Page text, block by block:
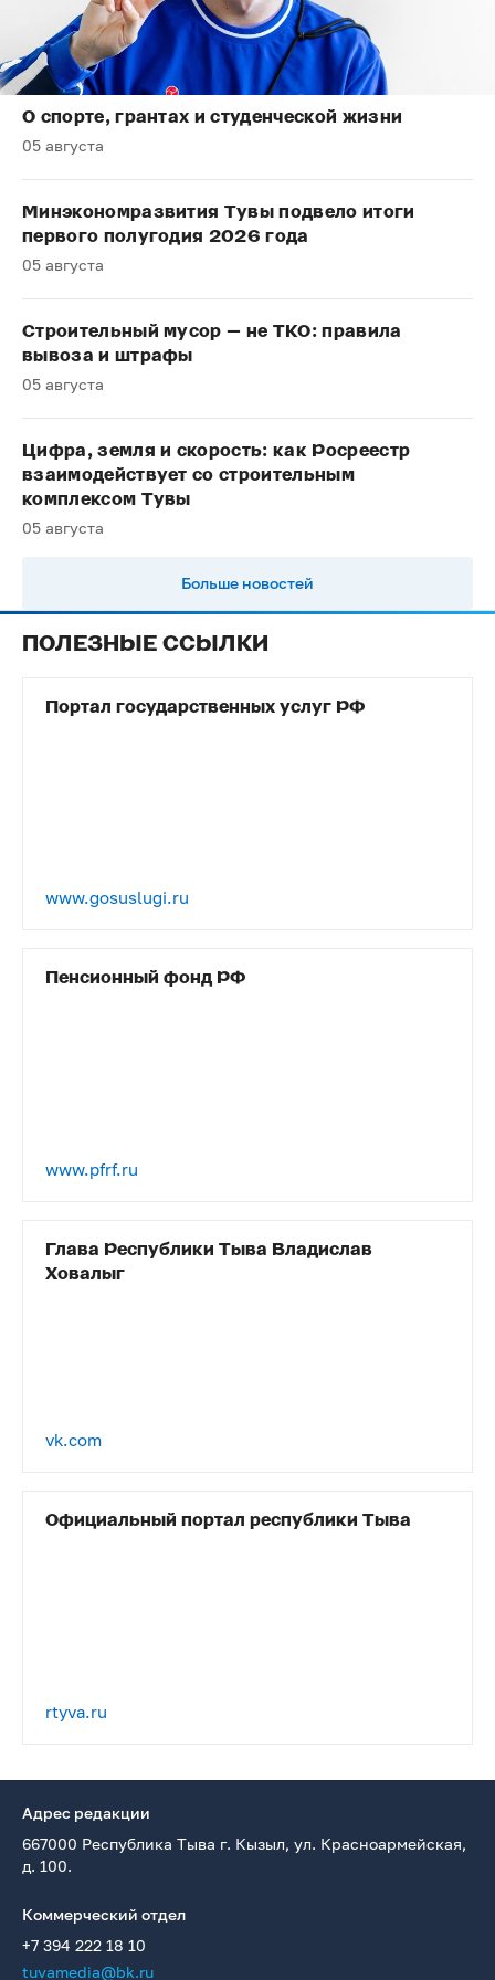
О спорте, грантах и студенческой жизни
05 августа
Минэкономразвития Тувы подвело итоги
первого полугодия 2026 года
05 августа
Строительный мусор — не ТКО: правила
вывоза и штрафы
05 августа
Цифра, земля и скорость: как Росреестр
взаимодействует со строительным
комплексом Тувы
05 августа
Больше новостей
ПОЛЕЗНЫЕ ССЫЛКИ
Портал государственных услуг РФ
www.gosuslugi.ru
Пенсионный фонд РФ
www.pfrf.ru
Глава Республики Тыва Владислав
Ховалыг
vk.com
Официальный портал республики Тыва
rtyva.ru
Адрес редакции
667000 Республика Тыва г. Кызыл, ул. Красноармейская,
д. 100.
Коммерческий отдел
+7 394 222 18 10
tuvamedia@bk.ru